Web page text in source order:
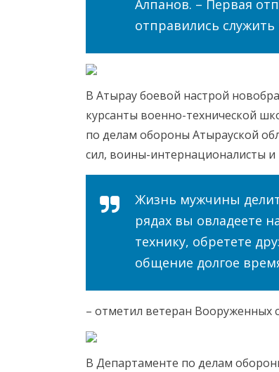
Алпанов. – Первая
отправились
В Атырау боевой настрой
курсанты военно-технической
по делам обороны Атырауской
сил, воины-интернационалисты и
Жизнь мужчины
рядах вы овладеете
технику, обретете
общение долгое
– отметил ветеран Вооруженных
В Департаменте по делам